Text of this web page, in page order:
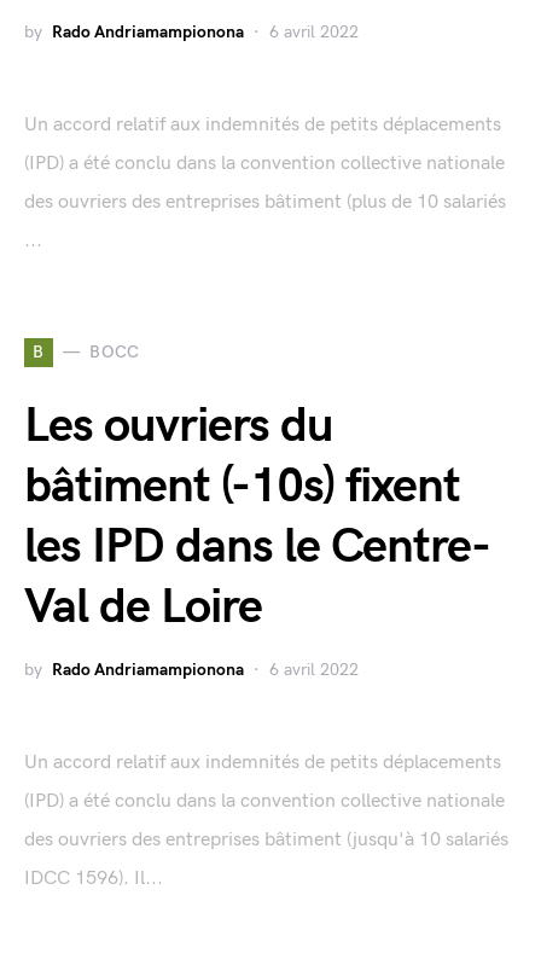
by Rado Andriamampionona 6 avril 2022
Un accord relatif aux indemnités de petits déplacements
(IPD) a été conclu dans la convention collective nationale
des ouvriers des entreprises bâtiment (plus de 10 salariés
...
B BOCC
Les ouvriers du
bâtiment (-10s) fixent
les IPD dans le Centre-
Val de Loire
by Rado Andriamampionona 6 avril 2022
Un accord relatif aux indemnités de petits déplacements
(IPD) a été conclu dans la convention collective nationale
des ouvriers des entreprises bâtiment (jusqu'à 10 salariés
IDCC 1596). Il...